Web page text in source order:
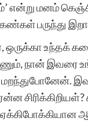
என்று மனம்
பருந்து
ஒருக்கா உந்தக்
நான் இவரை
மறந்துபோனேன்.
சிரிக்கிறியள்?